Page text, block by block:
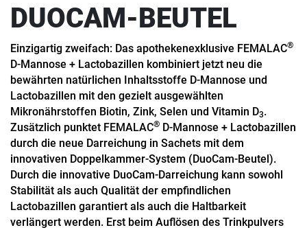
DUOCAM-BEUTEL
Einzigartig zweifach: Das apothekenexklusive FEMALAC®
D-Mannose + Lactobazillen kombiniert jetzt neu die
bewährten natürlichen Inhaltsstoffe D-Mannose und
Lactobazillen mit den gezielt ausgewählten
Mikronährstoffen Biotin, Zink, Selen und Vitamin D3.
Zusätzlich punktet FEMALAC® D-Mannose + Lactobazillen
durch die neue Darreichung in Sachets mit dem
innovativen Doppelkammer-System (DuoCam-Beutel).
Durch die innovative DuoCam-Darreichung kann sowohl
Stabilität als auch Qualität der empfindlichen
Lactobazillen garantiert als auch die Haltbarkeit
verlängert werden. Erst beim Auflösen des Trinkpulvers